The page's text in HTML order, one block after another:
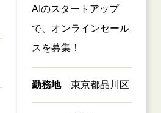
AIのスタートアップ
で、オンラインセール
スを募集！
勤務地 東京都品川区